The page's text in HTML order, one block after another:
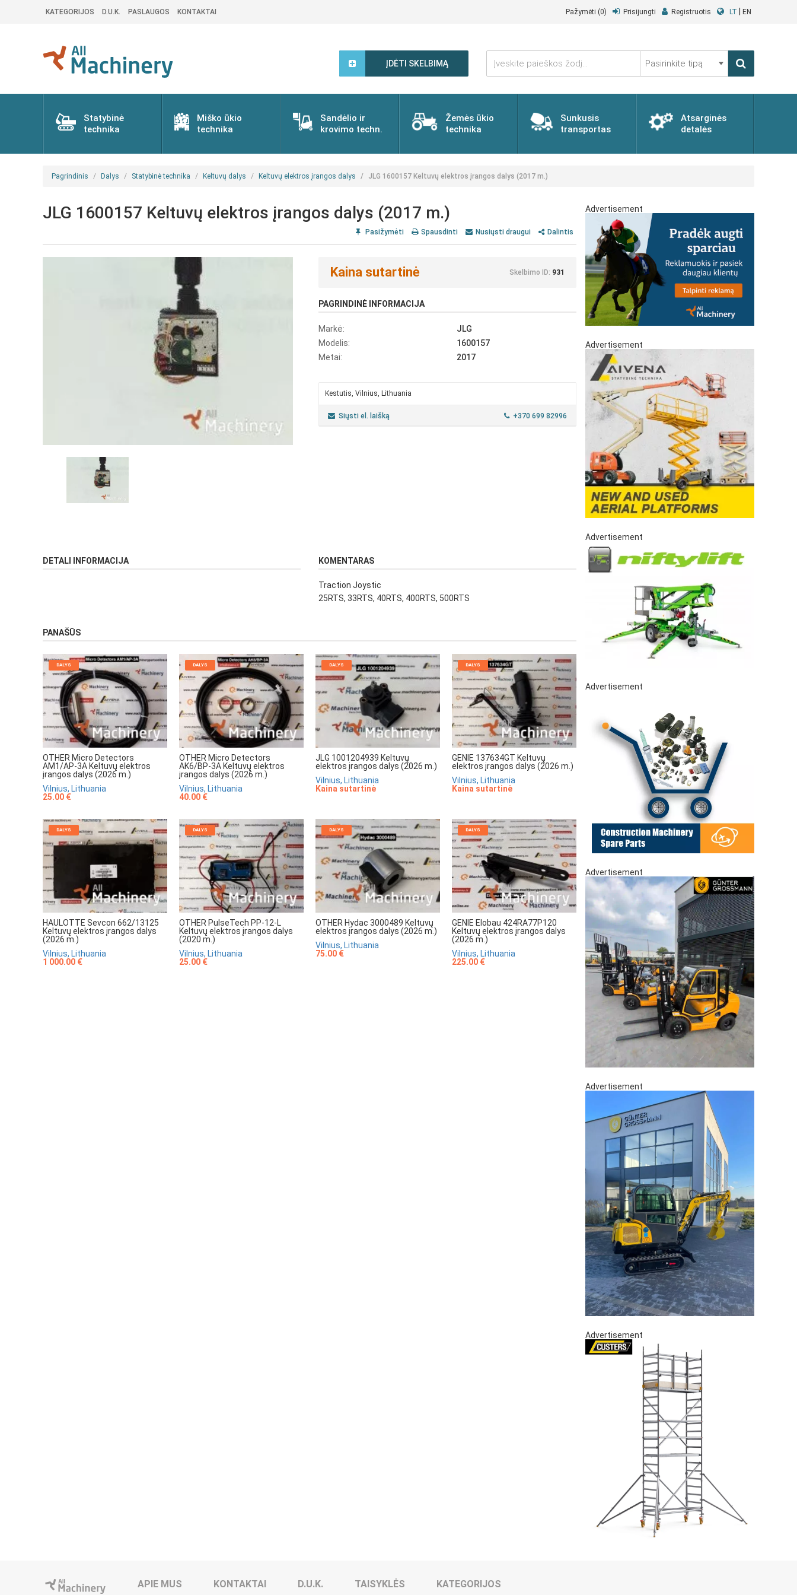
KATEGORIJOS D.U.K. PASLAUGOS KONTAKTAI Pažymėti (0) Prisijungti Registruotis LT EN
ĮDĖTI SKELBIMĄ
Įveskite
paieškos
žodį...
Pasirinkite
tipą
Statybinė
technika
Miško ūkio
technika
Sandėlio ir
krovimo techn.
Žemės ūkio
technika
Sunkusis
transportas
Atsarginės
detalės
Pagrindinis Dalys Statybinė technika Keltuvų dalys Keltuvų elektros įrangos dalys JLG 1600157 Keltuvų elektros įrangos dalys (2017 m.)
JLG 1600157 Keltuvų elektros įrangos dalys (2017 m.)
Pasižymėti Spausdinti Nusiųsti draugui Dalintis
Kaina sutartinė Skelbimo ID: 931
PAGRINDINĖ INFORMACIJA
Markė:
JLG
Modelis:
1600157
Metai:
2017
Kestutis, Vilnius, Lithuania
Siųsti el. laišką +370 699 82996
DETALI INFORMACIJA KOMENTARAS
Traction Joystic
25RTS, 33RTS, 40RTS, 400RTS, 500RTS
PANAŠŪS
DALYS
OTHER Micro Detectors
AM1/AP-3A Keltuvų elektros
įrangos dalys (2026 m.)
Vilnius, Lithuania
25.00 €
DALYS
OTHER Micro Detectors
AK6/BP-3A Keltuvų elektros
įrangos dalys (2026 m.)
Vilnius, Lithuania
40.00 €
DALYS
JLG 1001204939 Keltuvų
elektros įrangos dalys (2026 m.)
Vilnius, Lithuania
Kaina sutartinė
DALYS
GENIE 137634GT Keltuvų
elektros įrangos dalys (2026 m.)
Vilnius, Lithuania
Kaina sutartinė
DALYS
HAULOTTE Sevcon 662/13125
Keltuvų elektros įrangos dalys
(2026 m.)
Vilnius, Lithuania
1 000.00 €
DALYS
OTHER PulseTech PP-12-L
Keltuvų elektros įrangos dalys
(2020 m.)
Vilnius, Lithuania
25.00 €
DALYS
OTHER Hydac 3000489 Keltuvų
elektros įrangos dalys (2026 m.)
Vilnius, Lithuania
75.00 €
DALYS
GENIE Elobau 424RA77P120
Keltuvų elektros įrangos dalys
(2026 m.)
Vilnius, Lithuania
225.00 €
Advertisement
Advertisement
Advertisement
Advertisement
Advertisement
Advertisement
Advertisement
APIE MUS KONTAKTAI D.U.K. TAISYKLĖS KATEGORIJOS